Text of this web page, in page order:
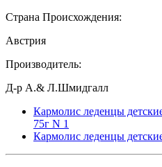
Страна Происхождения:
Австрия
Производитель:
Д-р А.& Л.Шмидгалл
Кармолис леденцы
75г N 1
Кармолис леденцы